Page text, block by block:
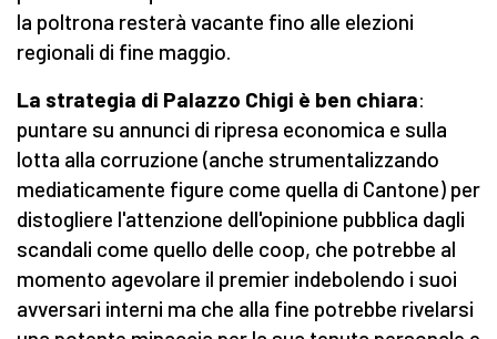
la poltrona resterà vacante fino alle elezioni
regionali di fine maggio.
La strategia di Palazzo Chigi è ben chiara:
puntare su annunci di ripresa economica e sulla
lotta alla corruzione (anche strumentalizzando
mediaticamente figure come quella di Cantone) per
distogliere l'attenzione dell'opinione pubblica dagli
scandali come quello delle coop, che potrebbe al
momento agevolare il premier indebolendo i suoi
avversari interni ma che alla fine potrebbe rivelarsi